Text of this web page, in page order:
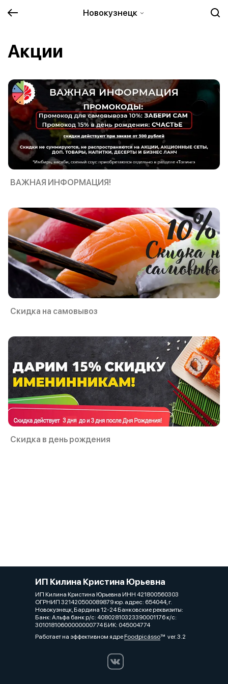
Новокузнецк
Акции
ВАЖНАЯ ИНФОРМАЦИЯ!
Скидка на самовывоз
Скидка в день рождения
ИП Килина Кристина Юрьевна
ИП Килина Кристина Юрьевна ИНН 421800560303
ОГРНИП 321420500089879 юр. адрес: 654044, г.
Новокузнецк, Бардина 12-24 Банковские реквизиты:
Банк: Альфа банк р/с: 40802810323390001176 к/с:
30101810600000000774 БИК: 045004774
Работает на эффективном ядреFoodpicássover. 3.2